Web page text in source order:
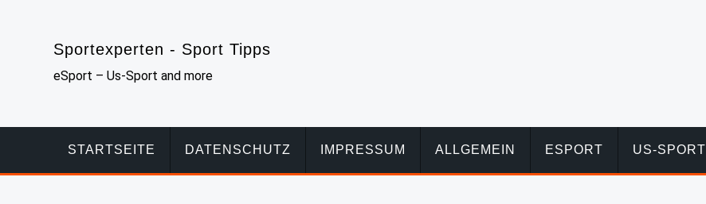
Sportexperten - Sport Tipps
eSport – Us-Sport and more
STARTSEITE DATENSCHUTZ IMPRESSUM ALLGEMEIN ESPORT US-SPORT